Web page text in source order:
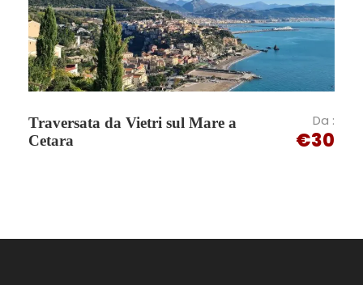
Foto
Traversata da Vietri sul Mare a
Cetara
Da :
€30